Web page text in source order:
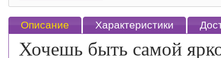
Описание Характеристики
Хочешь быть самой